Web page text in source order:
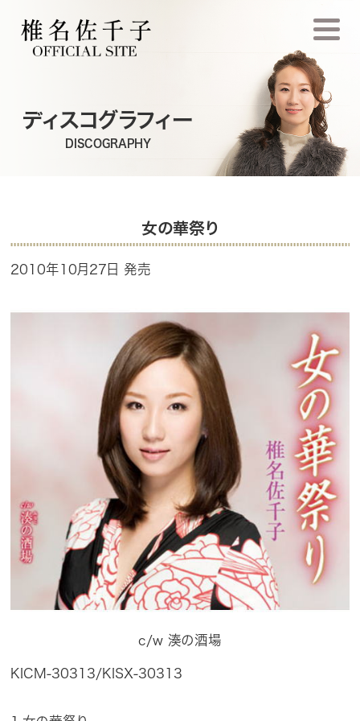
ディスコグラフィー
DISCOGRAPHY
女の華祭り
2010年10月27日 発売
c/w 湊の酒場
KICM-30313/KISX-30313